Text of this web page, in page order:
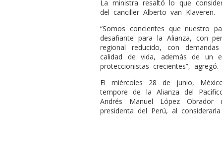
La ministra resaltó lo que
del canciller Alberto van Klaveren.
“Somos concientes que nuestro
desafiante para la Alianza, con
regional reducido, con
calidad de vida, además de un
proteccionistas crecientes”, agregó.
El miércoles 28 de junio,
tempore de la Alianza del
Andrés Manuel López
presidenta del Perú, al